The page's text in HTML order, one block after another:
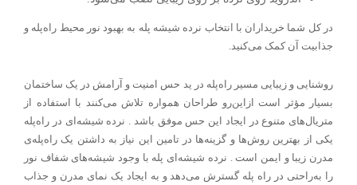
در کل شما خریداران با انتخاب نرده شیشه پله به بهبود نور محیط راه‌پله و
جذابیت آن کمک می‌کنید
روشنایی و زیبایی مسیر راه‌پله در ید حس امنیت و آرامش در یک ساختمان
بسیار مؤثر است ازاین‌رو طراحان همواره تلاش می‌کنند با استفاده از
متریال‌های متنوع در ایجاد این حس موفق باشد . نرده شیشه‌ای در راه‌پله
یکی از بهترین روش‌ها و گزینه‌ها در تامین این نیاز به داشتن یک راه‌پله‌ی
مدرن زیبا و ایمن است . نرده شیشه‌ای پله با وجود شیشه‌های شفاف نور
را به‌راحتی در راه پله گسترش می‌دهد و به ایجاد یک نمای مدرن و جذاب